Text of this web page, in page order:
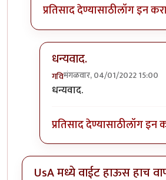
प्रतिसाद देण्यासाठीलॉग इन
धन्यवाद.
गविमंगळवार, 04/01/2022 15:00
In reply to
धन्यवाद.
प्रतिसाद देण्यासाठीलॉग इन
UsA मध्ये वाईट हाऊस हाच